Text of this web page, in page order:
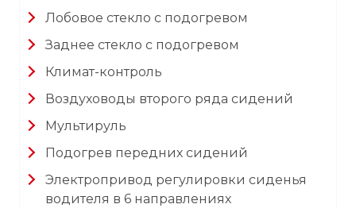
Лобовое стекло с подогревом
Заднее стекло с подогревом
Климат-контроль
Воздуховоды второго ряда сидений
Мультируль
Подогрев передних сидений
Электропривод регулировки сиденья
водителя в 6 направлениях